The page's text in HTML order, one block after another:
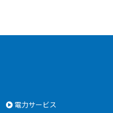
電力サービス